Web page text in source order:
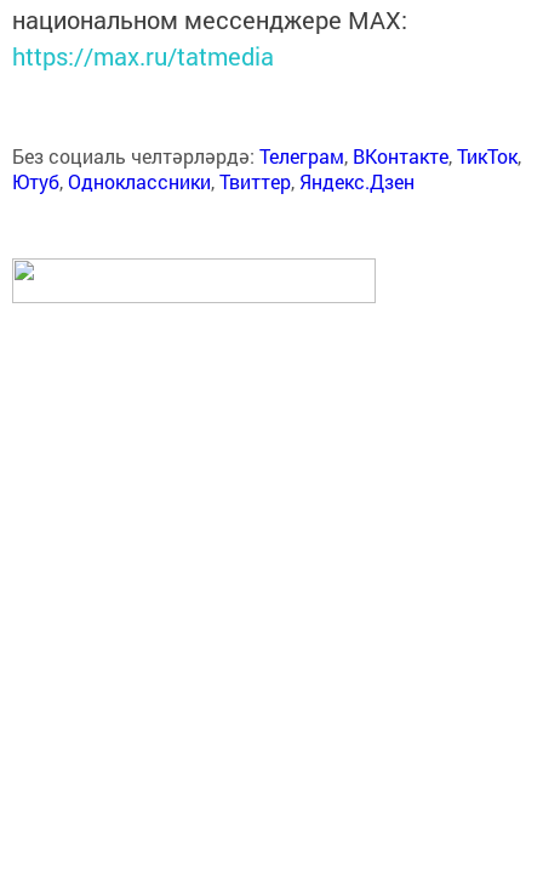
национальном мессенджере MАХ:
https://max.ru/tatmedia
Без социаль челтәрләрдә: Телеграм, ВКонтакте,ТикТок,
Ютуб,Одноклассники,Твиттер, Яндекс.Дзен